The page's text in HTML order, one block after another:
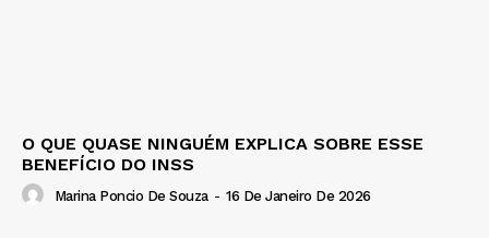
O QUE QUASE NINGUÉM EXPLICA SOBRE ESSE
BENEFÍCIO DO INSS
Marina Poncio De Souza - 16 De Janeiro De 2026